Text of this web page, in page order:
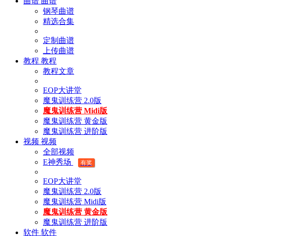
钢琴曲谱
精选合集
定制曲谱
上传曲谱
教程 教程
教程文章
EOP大讲堂
魔鬼训练营 2.0版
魔鬼训练营 Midi版
魔鬼训练营 黄金版
魔鬼训练营 进阶版
视频 视频
全部视频
E神秀场
有奖
EOP大讲堂
魔鬼训练营 2.0版
魔鬼训练营 Midi版
魔鬼训练营 黄金版
魔鬼训练营 进阶版
软件 软件